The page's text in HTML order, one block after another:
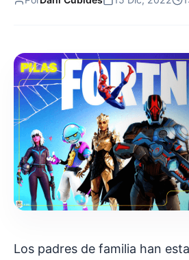
Los padres de familia han